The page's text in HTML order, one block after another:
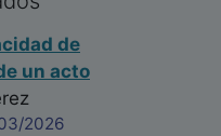
de
un acto
2026